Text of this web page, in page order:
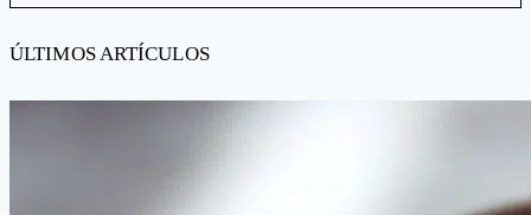
ÚLTIMOS ARTÍCULOS